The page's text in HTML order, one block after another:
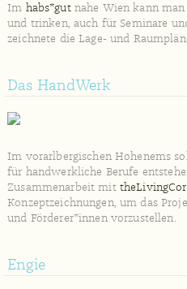
Im habs*gutnahe Wien kann man
und trinken, auch für Seminare
zeichnete die Lage- und
Das HandWerk
Im vorarlbergischen Hohenems
für handwerkliche Berufe
Zusammenarbeit mit
Konzeptzeichnungen, um das
und Förderer*innen vorzustellen.
Engie
Feldstudie